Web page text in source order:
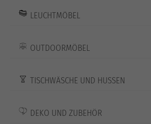
LEUCHTMÖBEL
OUTDOORMÖBEL
TISCHWÄSCHE UND HUSSEN
DEKO UND ZUBEHÖR